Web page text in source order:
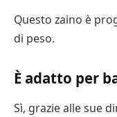
Questo zaino è
di peso.
È adatto per
Sì, grazie alle sue